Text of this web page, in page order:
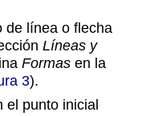
de línea o flecha
Líneas y
Formas en la
3).
el punto inicial